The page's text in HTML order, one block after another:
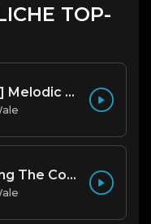
TOP-
[FREE] Melodic Trap Type Beat - After Hours - bmin 95 (Prod. Cypher X Tony Wale)
Running The Code (Prod by Tony Wale)